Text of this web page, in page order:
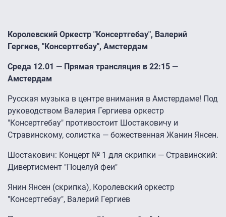
Королевский Оркестр "Консертгебау", Валерий
Гергиев, "Консертгебау", Амстердам
Среда 12.01 — Прямая трансляция в 22:15 —
Амстердам
Русская музыка в центре внимания в Амстердаме! Под
руководством Валерия Гергиева оркестр
"Консертгебау" противостоит Шостаковичу и
Стравинскому, солистка — божественная Жанин Янсен.
Шостакович: Концерт № 1 для скрипки — Стравинский:
Дивертисмент "Поцелуй феи"
Янин Янсен (скрипка), Королевский оркестр
"Консертгебау", Валерий Гергиев